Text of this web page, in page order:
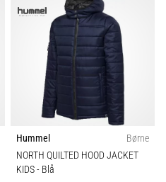
Hummel
Børne
NORTH QUILTED HOOD JACKET
KIDS- Blå